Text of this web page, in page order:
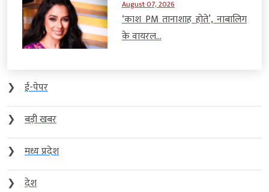
August 07, 2026
‘काश PM तानाशाह होते’, नाबालिग
के वायरल...
❯
ई-पेपर
❯
बड़ी खबर
❯
मध्य प्रदेश
❯
देश